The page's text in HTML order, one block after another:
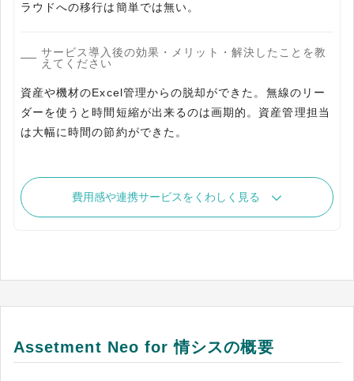
ラウドへの移行は簡単では無い。
サービス導入後の効果・メリット・解決したことを教
えてください
資産や機材のExcel管理からの脱却ができた。無線のリー
ダーを使うと時間短縮が出来るのは画期的。資産管理担当
は大幅に時間の節約ができた。
費用感や連携サービスをくわしく見る
Assetment Neo for 情シスの概要